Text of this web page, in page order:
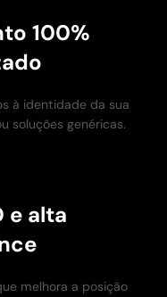
100%
à identidade da sua
soluções genéricas.
e alta
melhora a posição